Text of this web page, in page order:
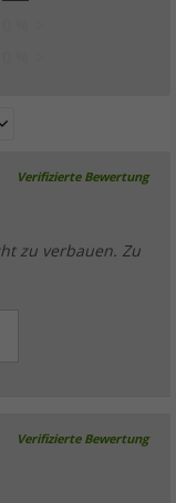
Verifizierte Bewertung
zu verbauen. Zu
Verifizierte Bewertung